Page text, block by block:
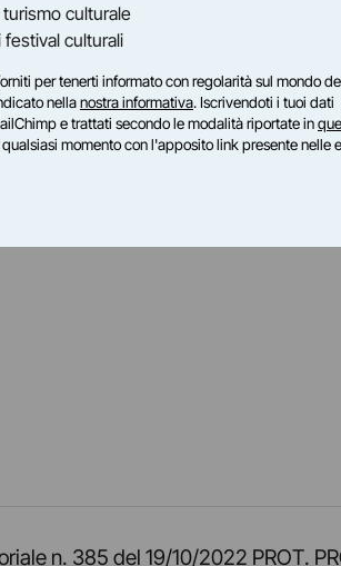
n. 385 del 19/10/2022 PROT.
culturale
festival culturali
per tenerti informato con regolarità sul mondo
nellanostra informativa. Iscrivendoti i tuoi dati
e trattati secondo le modalità riportate in
momento con l'apposito link presente nelle